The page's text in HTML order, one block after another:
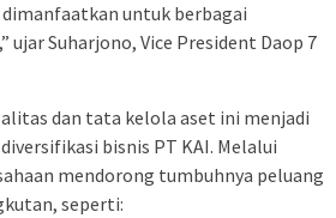
untuk berbagai
ujar Suharjono, Vice President Daop 7
dan tata kelola aset ini menjadi
bisnis PT KAI. Melalui
mendorong tumbuhnya peluang
seperti: